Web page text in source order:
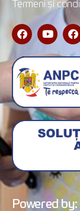
Termeni și
Powered by: